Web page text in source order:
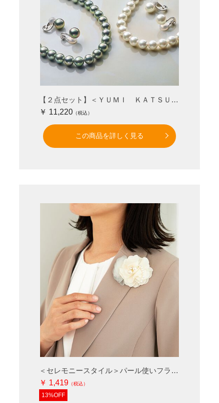
【２点セット】＜ＹＵＭＩ ＫＡＴＳＵＲＡプロデュース＞着脱簡単シェルパール
￥ 11,220
この商品を詳しく見る
＜セレモニースタイル＞パール使いフラワーコサージュ
￥ 1,419
13%OFF